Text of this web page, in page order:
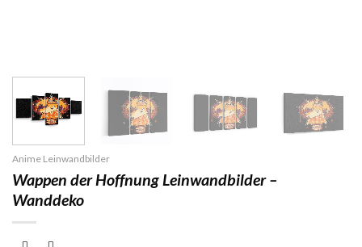
Anime Leinwandbilder
Wappen der Hoffnung Leinwandbilder –
Wanddeko